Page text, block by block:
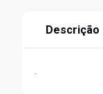
Descrição